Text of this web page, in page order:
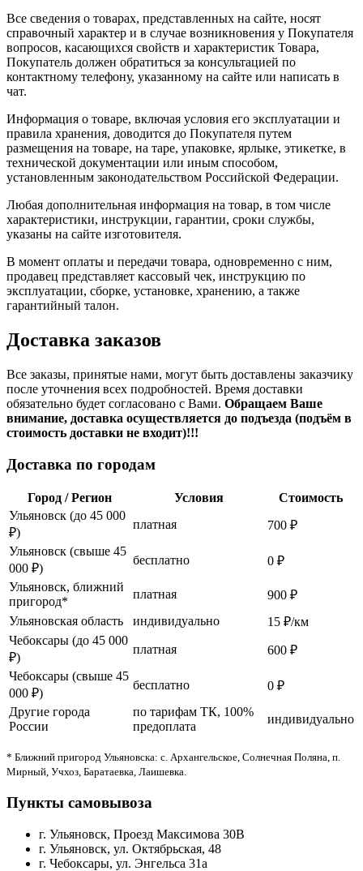
Все сведения о товарах, представленных на сайте, носят
справочный характер и в случае возникновения у Покупателя
вопросов, касающихся свойств и характеристик Товара,
Покупатель должен обратиться за консультацией по
контактному телефону, указанному на сайте или написать в
чат.
Информация о товаре, включая условия его эксплуатации и
правила хранения, доводится до Покупателя путем
размещения на товаре, на таре, упаковке, ярлыке, этикетке, в
технической документации или иным способом,
установленным законодательством Российской Федерации.
Любая дополнительная информация на товар, в том числе
характеристики, инструкции, гарантии, сроки службы,
указаны на сайте изготовителя.
В момент оплаты и передачи товара, одновременно с ним,
продавец представляет кассовый чек, инструкцию по
эксплуатации, сборке, установке, хранению, а также
гарантийный талон.
Доставка заказов
Все заказы, принятые нами, могут быть доставлены заказчику
после уточнения всех подробностей. Время доставки
обязательно будет согласовано с Вами. Обращаем Ваше
внимание, доставка осуществляется до подъезда (подъём в
стоимость доставки не входит)!!!
Доставка по городам
Город / Регион Условия
Стоимость
Ульяновск (до 45 000
₽)
платная
700 ₽
Ульяновск (свыше 45
000 ₽)
бесплатно
0 ₽
Ульяновск, ближний
пригород*
платная
900 ₽
Ульяновская область
индивидуально
15 ₽/км
Чебоксары (до 45 000
₽)
платная
600 ₽
Чебоксары (свыше 45
000 ₽)
бесплатно
0 ₽
Другие города
России
по тарифам ТК, 100%
предоплата
индивидуально
* Ближний пригород Ульяновска: с. Архангельское, Солнечная Поляна, п.
Мирный, Учхоз, Баратаевка, Лаишевка.
Пункты самовывоза
г. Ульяновск, Проезд Максимова 30В
г. Ульяновск, ул. Октябрьская, 48
г. Чебоксары, ул. Энгельса 31а